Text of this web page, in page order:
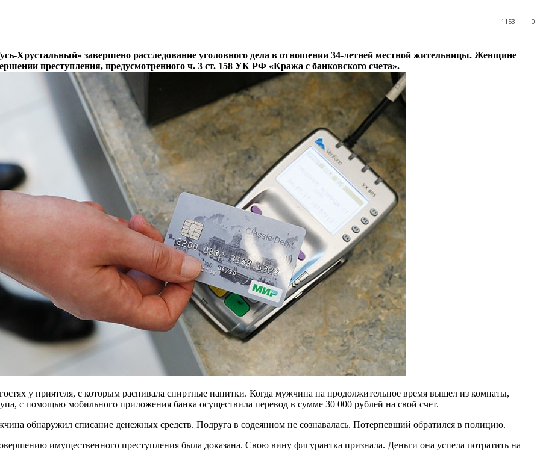
0
1153
Хрустальный» завершено расследование уголовного дела в отношении 34-летней местной жительницы. Женщине
преступления, предусмотренного ч. 3 ст. 158 УК РФ «Кража с банковского счета».
у приятеля, с которым распивала спиртные напитки. Когда мужчина на продолжительное время вышел из комнаты,
с помощью мобильного приложения банка осуществила перевод в сумме 30 000 рублей на свой счет.
обнаружил списание денежных средств. Подруга в содеянном не сознавалась. Потерпевший обратился в полицию.
имущественного преступления была доказана. Свою вину фигурантка признала. Деньги она успела потратить на